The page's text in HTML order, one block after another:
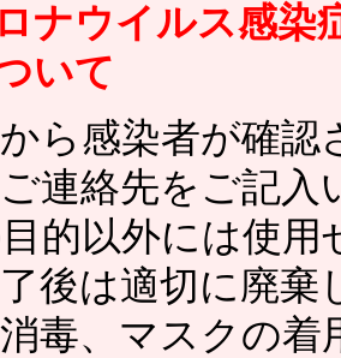
ナウイルス感染
いて
ら感染者が確認
連絡先をご記入
的以外には使用
後は適切に廃棄
毒、マスクの